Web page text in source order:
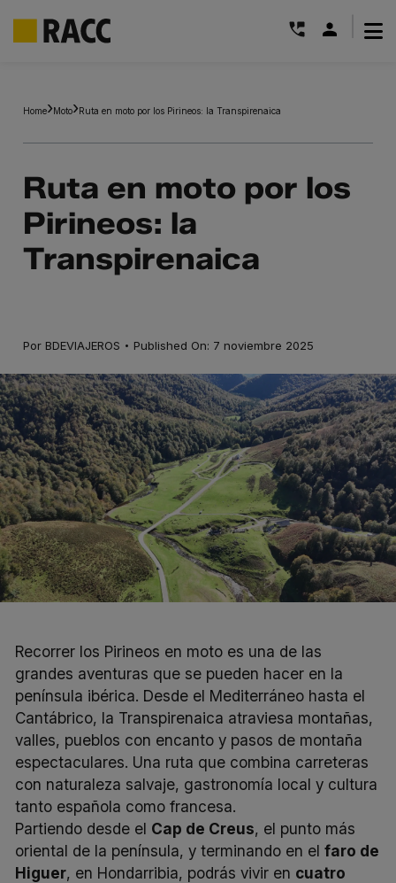
contenido
Home Moto Ruta en moto por los Pirineos: la Transpirenaica
Ruta en moto por los
Pirineos: la
Transpirenaica
Por BDEVIAJEROS · Published On: 7 noviembre 2025
Recorrer los Pirineos en moto es una de las
grandes aventuras que se pueden hacer en la
península ibérica. Desde el Mediterráneo hasta el
Cantábrico, la Transpirenaica atraviesa montañas,
valles, pueblos con encanto y pasos de montaña
espectaculares. Una ruta que combina carreteras
con naturaleza salvaje, gastronomía local y cultura
tanto española como francesa.
Partiendo desde el Cap de Creus, el punto más
oriental de la península, y terminando en elfaro de
Higuer, en Hondarribia, podrás vivir en cuatro